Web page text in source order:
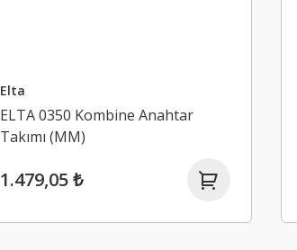
Elta
ELTA 0350 Kombine Anahtar
Takımı (MM)
1.479,05 ₺